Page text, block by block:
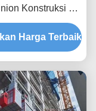
Konstruksi Lift
CE Disetujui
Harga Terbaik